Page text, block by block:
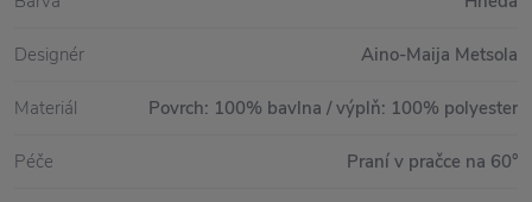
Designér Aino-Maija Metsola
Materiál Povrch: 100% bavlna / výplň: 100% polyester
Péče Praní v pračce na 60°